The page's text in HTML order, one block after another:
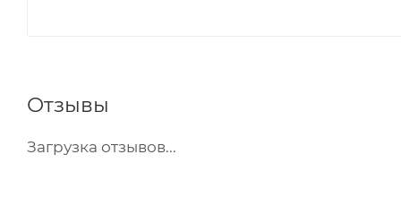
Отзывы
Загрузка отзывов...